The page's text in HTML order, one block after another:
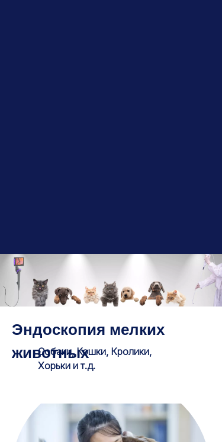
Эндоскопия мелких
животных
Собаки, Кошки, Кролики,
Хорьки и т.д.